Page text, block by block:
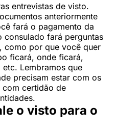
entrevistas de visto.
anteriormente
fará o pagamento da
consulado fará perguntas
como por que você quer
ficará, onde ficará,
Lembramos que
precisam estar com os
com certidão de
o visto para o